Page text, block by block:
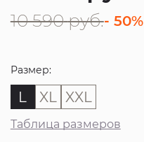
10 590 руб.- 50%
Размер:
L XL XXL
Таблица размеров